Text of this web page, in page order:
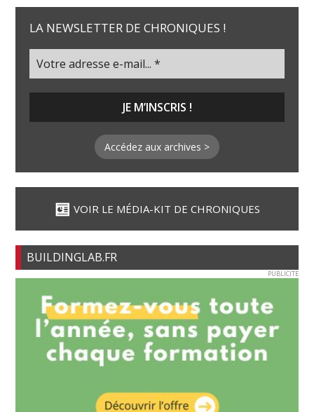
LA NEWSLETTER DE CHRONIQUES !
Accédez aux archives >
VOIR LE MÉDIA-KIT DE CHRONIQUES
BUILDINGLAB.FR
PUBLICITE